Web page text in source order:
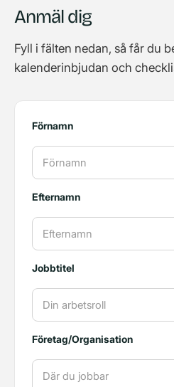
Anmäl dig
Fyll i fälten nedan, så får du
kalenderinbjudan och
Förnamn
Efternamn
Jobbtitel
Företag/Organisation